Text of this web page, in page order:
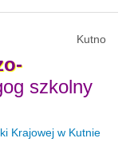
Kutno
szkolny
Krajowej w Kutnie